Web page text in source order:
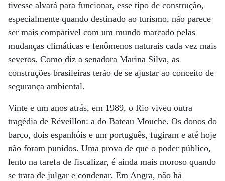
tivesse alvará para funcionar, esse tipo de construção,
especialmente quando destinado ao turismo, não parece
ser mais compatível com um mundo marcado pelas
mudanças climáticas e fenômenos naturais cada vez mais
severos. Como diz a senadora Marina Silva, as
construções brasileiras terão de se ajustar ao conceito de
segurança ambiental.
Vinte e um anos atrás, em 1989, o Rio viveu outra
tragédia de Réveillon: a do Bateau Mouche. Os donos do
barco, dois espanhóis e um português, fugiram e até hoje
não foram punidos. Uma prova de que o poder público,
lento na tarefa de fiscalizar, é ainda mais moroso quando
se trata de julgar e condenar. Em Angra, não há